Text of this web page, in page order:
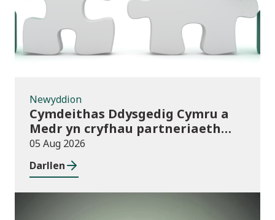
Newyddion
Cymdeithas Ddysgedig Cymru a
Medr yn cryfhau partneriaeth
hirdymor
05 Aug 2026
Darllen